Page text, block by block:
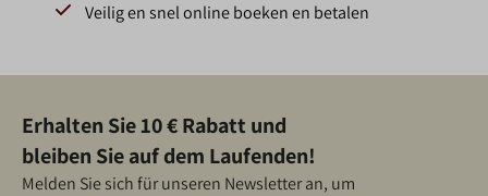
Veilig en snel online boeken en betalen
Erhalten Sie 10 € Rabatt und
bleiben Sie auf dem Laufenden!
Melden Sie sich für unseren Newsletter an, um